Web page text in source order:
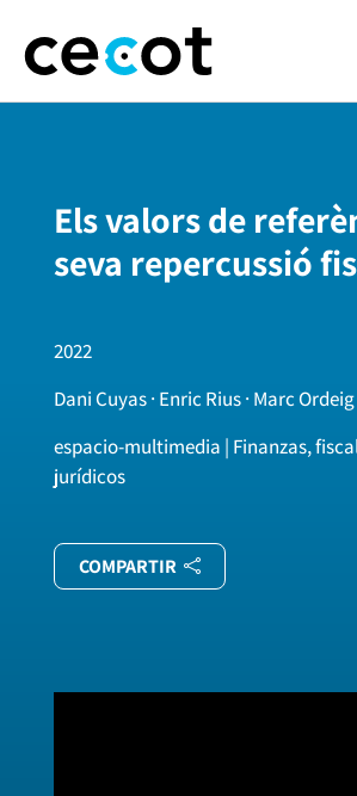
Els valors de
seva repercussió
2022
Dani Cuyas · Enric Rius · Marc Ordeig
espacio-multimedia | Finanzas,
jurídicos
COMPARTIR